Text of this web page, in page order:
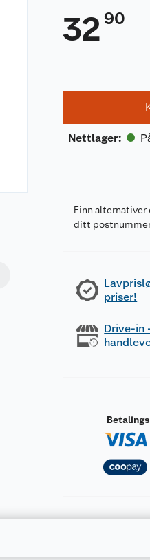
32 90
Nettlager:
Finn alternativer
ditt
priser!
Drive-in